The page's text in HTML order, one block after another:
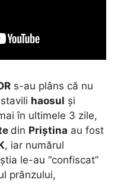
s-au plâns că nu
haosul și
în ultimele 3 zile,
din Priștina au fost
, iar numărul
le-au “confiscat”
prânzului,